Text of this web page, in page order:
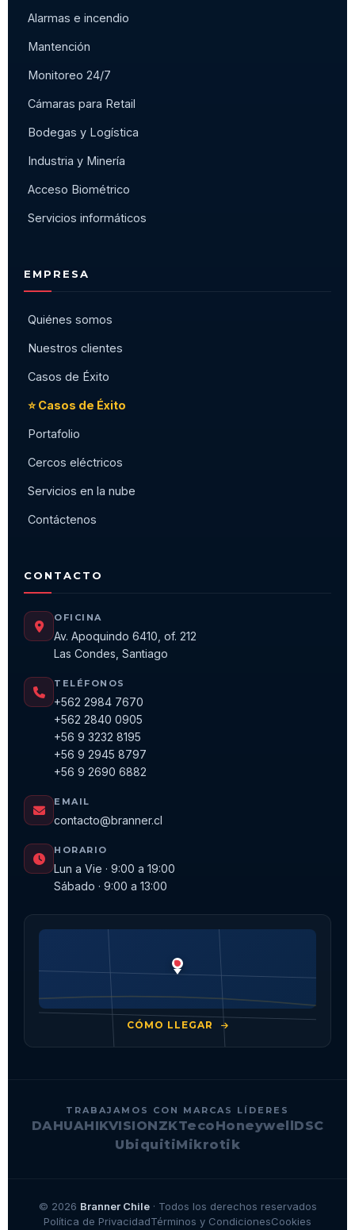
Alarmas e incendio
Mantención
Monitoreo 24/7
Cámaras para Retail
Bodegas y Logística
Industria y Minería
Acceso Biométrico
Servicios informáticos
EMPRESA
Quiénes somos
Nuestros clientes
Casos de Éxito
⭐ Casos de Éxito
Portafolio
Cercos eléctricos
Servicios en la nube
Contáctenos
CONTACTO
OFICINA
Av. Apoquindo 6410, of. 212
Las Condes, Santiago
TELÉFONOS
+562 2984 7670
+562 2840 0905
+56 9 3232 8195
+56 9 2945 8797
+56 9 2690 6882
EMAIL
contacto@branner.cl
HORARIO
Lun a Vie · 9:00 a 19:00
Sábado · 9:00 a 13:00
CÓMO LLEGAR
TRABAJAMOS CON MARCAS LÍDERES
DAHUAHIKVISIONZKTecoHoneywellDSC
UbiquitiMikrotik
© 2026 Branner Chile· Todos los derechos reservados
Política de PrivacidadTérminos y CondicionesCookies